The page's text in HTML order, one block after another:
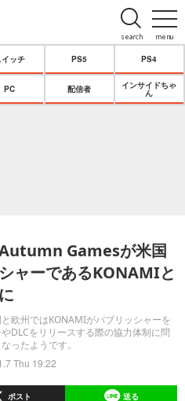
menu
search
イッチ PS5 PS4
PC 配信者
インサイドちゃ
ん
Autumn Gamesが米国
ャーであるKONAMIと
欧州ではKONAMIがパブリッシャーを
DLCをリリースする際の協力体制に問
ったようです。
Thu 19:22
ポスト 送る